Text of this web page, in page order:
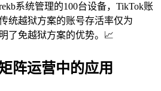
系统管理的100台设备，TikTok账
统越狱方案的账号存活率仅为
了免越狱方案的优势。📈
阵运营中的应用